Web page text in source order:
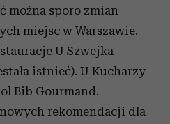
można sporo zmian
miejsc w Warszawie.
U Szwejka
istnieć). U Kucharzy
Bib Gourmand.
rekomendacji dla